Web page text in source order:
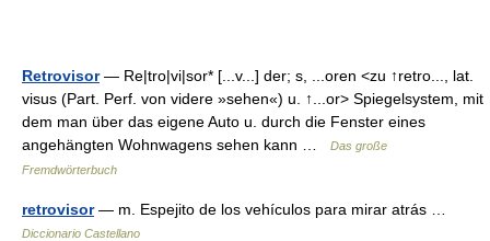
Retrovisor— Re|tro|vi|sor* [...v...] der; s, ...oren <zu ↑retro..., lat.
visus (Part. Perf. von videre »sehen«) u. ↑...or> Spiegelsystem, mit
dem man über das eigene Auto u. durch die Fenster eines
angehängten Wohnwagens sehen kann …
Das große
Fremdwörterbuch
retrovisor— m. Espejito de los vehículos para mirar atrás …
Diccionario Castellano